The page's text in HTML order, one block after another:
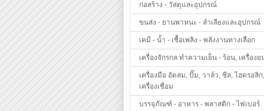
ก่อสร้าง - วัสดุและอุปกรณ์
ขนส่ง - ยานพาหนะ - ลำเลียงและอุปกรณ์
เคมี - น้ำ - เชื้อเพลิง - พลังงานทางเลือก
เครื่องจักรกล ทำความเย็น - ร้อน, เครื่องย
เครื่องมือ อัดลม, ปั๊ม, วาล์ว, ซีล, ไฮดรอลิก,
เครื่องเชื่อม
บรรจุภัณฑ์ - อาหาร - พลาสติก - ไฟเบอร์